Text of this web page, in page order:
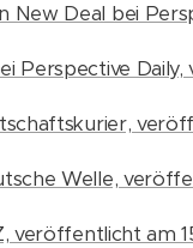
New Deal bei
Perspective
Welle,
veröffentlicht am